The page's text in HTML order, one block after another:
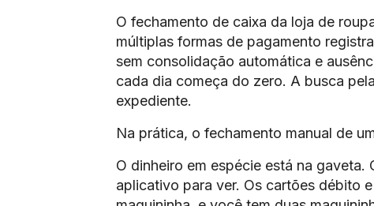
O fechamento de caixa da loja de
múltiplas formas de pagamento
sem consolidação automática e
cada dia começa do zero. A busca
expediente.
Na prática, o fechamento manual de
O dinheiro em espécie está na
aplicativo para ver. Os cartões débito